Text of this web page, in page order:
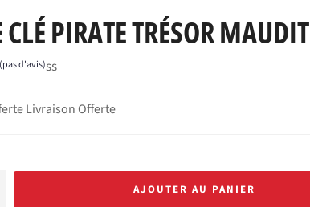
CLÉ PIRATE TRÉSOR MAUDIT
(pas d'avis)ss
Livraison Offerte
AJOUTER AU PANIER